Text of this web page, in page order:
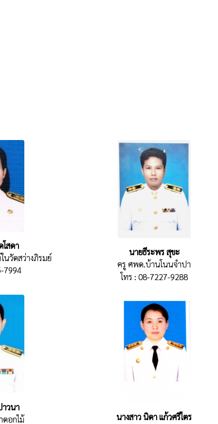
สดา
วัดสว่างภิรมย์
7994
นายธีระพร สุขะ
ครู ศพด.บ้านโนนจำปา
โทร : 08-7227-9288
วนา
อกไม้
นางสาว นิดา แก้วศรีไตร